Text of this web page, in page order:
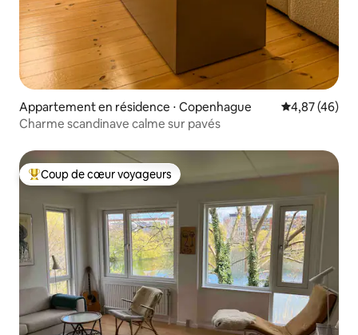
Appartement en résidence ⋅ Copenhague Évaluation
4,87 (46)
Charme scandinave calme sur pavés
Coups de cœur voyageurs les plus appréciés
Coup de cœur voyageurs